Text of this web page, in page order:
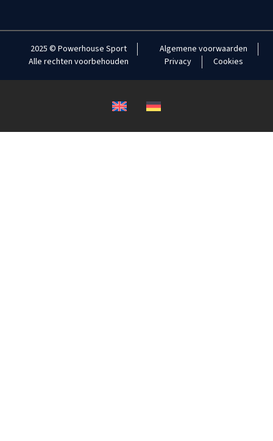
2025 © Powerhouse Sport
Alle rechten voorbehouden
Algemene voorwaarden
Privacy
Cookies